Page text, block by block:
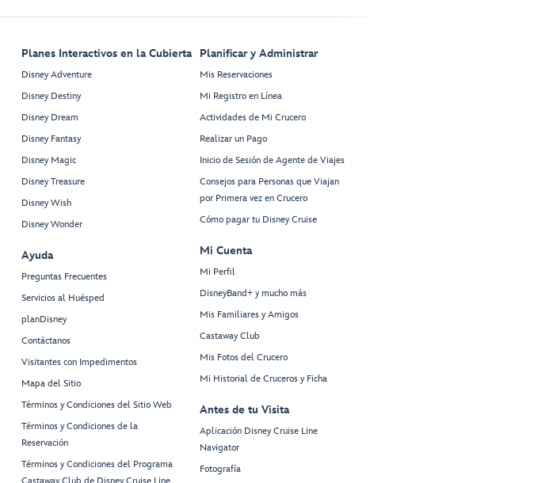
Planes Interactivos en la Cubierta
Disney Adventure
Disney Destiny
Disney Dream
Disney Fantasy
Disney Magic
Disney Treasure
Disney Wish
Disney Wonder
Ayuda
Preguntas Frecuentes
Servicios al Huésped
planDisney
Contáctanos
Visitantes con Impedimentos
Mapa del Sitio
Términos y Condiciones del Sitio Web
Términos y Condiciones de la
Reservación
Términos y Condiciones del Programa
Planificar y Administrar
Mis Reservaciones
Mi Registro en Línea
Actividades de Mi Crucero
Realizar un Pago
Inicio de Sesión de Agente de Viajes
Consejos para Personas que Viajan
por Primera vez en Crucero
Cómo pagar tu Disney Cruise
Mi Cuenta
Mi Perfil
DisneyBand+ y mucho más
Mis Familiares y Amigos
Castaway Club
Mis Fotos del Crucero
Mi Historial de Cruceros y Ficha
Antes de tu Visita
Aplicación Disney Cruise Line
Navigator
Fotografía